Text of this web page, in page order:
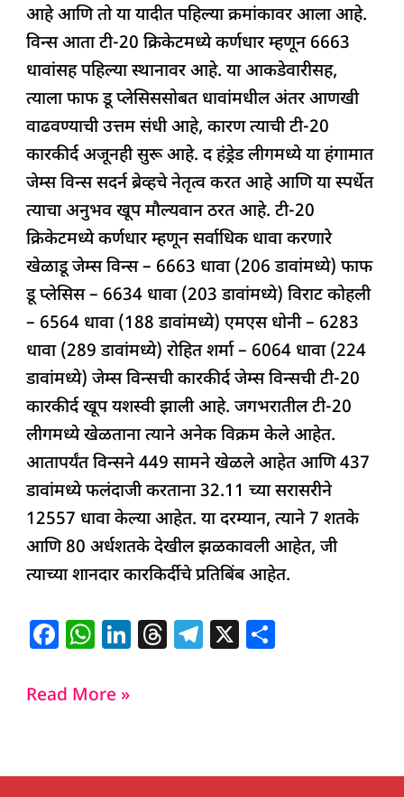
आहे आणि तो या यादीत पहिल्या क्रमांकावर आला आहे.
विन्स आता टी-20 क्रिकेटमध्ये कर्णधार म्हणून 6663
धावांसह पहिल्या स्थानावर आहे. या आकडेवारीसह,
त्याला फाफ डू प्लेसिससोबत धावांमधील अंतर आणखी
वाढवण्याची उत्तम संधी आहे, कारण त्याची टी-20
कारकीर्द अजूनही सुरू आहे. द हंड्रेड लीगमध्ये या हंगामात
जेम्स विन्स सदर्न ब्रेव्हचे नेतृत्व करत आहे आणि या स्पर्धेत
त्याचा अनुभव खूप मौल्यवान ठरत आहे. टी-20
क्रिकेटमध्ये कर्णधार म्हणून सर्वाधिक धावा करणारे
खेळाडू जेम्स विन्स – 6663 धावा (206 डावांमध्ये) फाफ
डू प्लेसिस – 6634 धावा (203 डावांमध्ये) विराट कोहली
– 6564 धावा (188 डावांमध्ये) एमएस धोनी – 6283
धावा (289 डावांमध्ये) रोहित शर्मा – 6064 धावा (224
डावांमध्ये) जेम्स विन्सची कारकीर्द जेम्स विन्सची टी-20
कारकीर्द खूप यशस्वी झाली आहे. जगभरातील टी-20
लीगमध्ये खेळताना त्याने अनेक विक्रम केले आहेत.
आतापर्यंत विन्सने 449 सामने खेळले आहेत आणि 437
डावांमध्ये फलंदाजी करताना 32.11 च्या सरासरीने
12557 धावा केल्या आहेत. या दरम्यान, त्याने 7 शतके
आणि 80 अर्धशतके देखील झळकावली आहेत, जी
त्याच्या शानदार कारकिर्दीचे प्रतिबिंब आहेत.
F
c
o
W
at
p
Li
n
T
s
T
m
X
Read More »